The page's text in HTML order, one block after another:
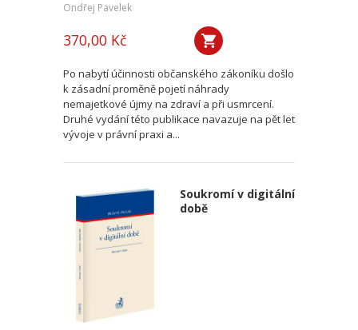
Ondřej Pavelek
370,00 Kč
Po nabytí účinnosti občanského zákoníku došlo
k zásadní proměně pojetí náhrady
nemajetkové újmy na zdraví a při usmrcení.
Druhé vydání této publikace navazuje na pět let
vývoje v právní praxi a...
Soukromí v digitální
době